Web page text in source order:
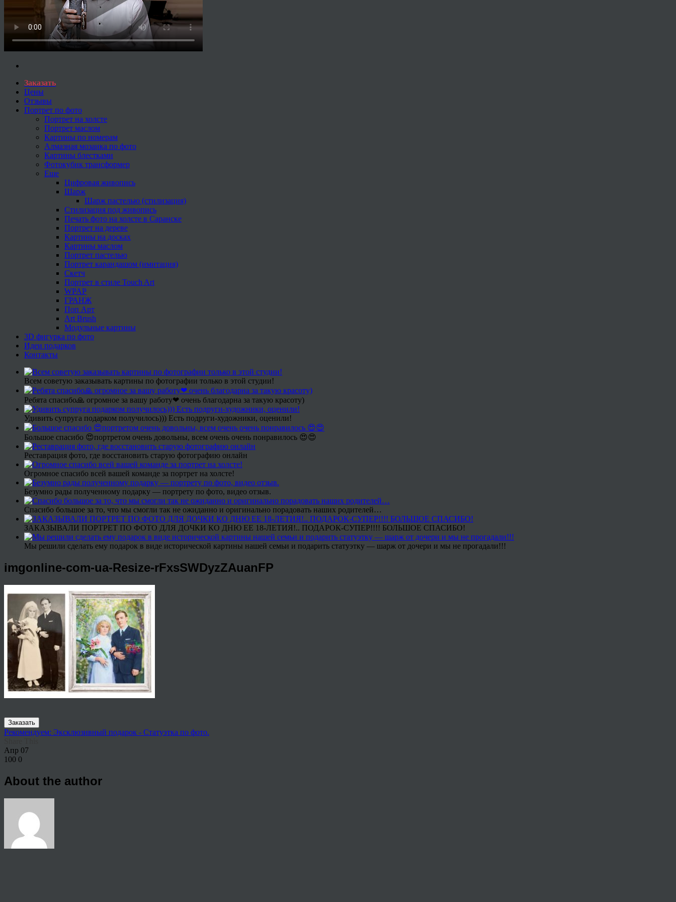
Заказать
Цены
Отзывы
Портрет по фото
Портрет на холсте
Портрет маслом
Картины по номерам
Алмазная мозаика по фото
Картины блестками
Фотокубик трансформер
Еще
Цифровая живопись
Шарж
Шарж пастелью (стилизация)
Стилизация под живопись
Печать фото на холсте в Саранске
Портрет на дереве
Картины на досках
Картины маслом
Портрет пастелью
Портрет карандашом (имитация)
Скетч
Портрет в стиле Touch Art
WPAP
ГРАНЖ
Поп Арт
Art Brush
Модульные картины
3D фигурка по фото
Идеи подарков
Контакты
Всем советую заказывать картины по фотографии только в этой студии!
Ребята спасибо🙏 огромное за вашу работу❤ очень благодарна за такую красоту)
Удивить супруга подарком получилось))) Есть подруги-художники, оценили!
Большое спасибо 😍портретом очень довольны, всем очень очень понравилось 😍😍
Реставрация фото, где восстановить старую фотографию онлайн
Огромное спасибо всей вашей команде за портрет на холсте!
Безумно рады полученному подарку — портрету по фото, видео отзыв.
Спасибо большое за то, что мы смогли так не ожиданно и оригинально порадовать наших родителей…
ЗАКАЗЫВАЛИ ПОРТРЕТ ПО ФОТО ДЛЯ ДОЧКИ КО ДНЮ ЕЕ 18-ЛЕТИЯ!.. ПОДАРОК-СУПЕР!!!! БОЛЬШОЕ СПАСИБО!
Мы решили сделать ему подарок в виде исторической картины нашей семьи и подарить статуэтку — шарж от дочери и мы не прогадали!!!
imgonline-com-ua-Resize-rFxsSWDyzZAuanFP
Заказать
Рекомендуем: Эксклюзивный подарок - Статуэтка по фото.
Апр 07
100 0
About the author